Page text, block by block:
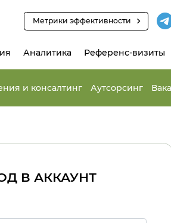
Метрики эффективности
Аналитика Референс-визиты
и консалтинг Аутсорсинг
В АККАУНТ